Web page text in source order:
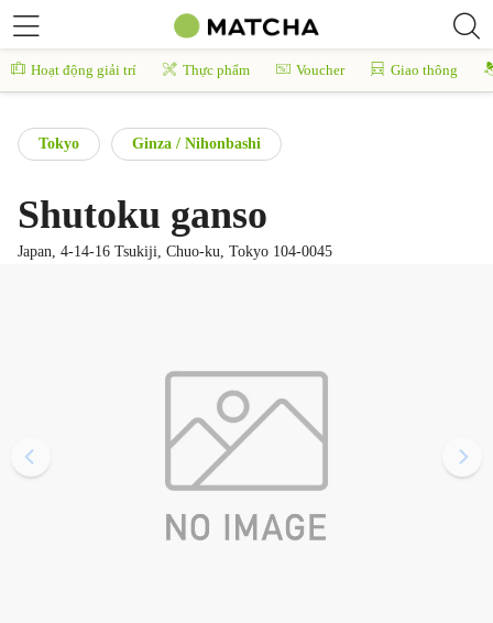
Hoạt động giải trí Thực phẩm Voucher Giao thông
Tokyo Ginza / Nihonbashi
Shutoku ganso
Japan, 4-14-16 Tsukiji, Chuo-ku, Tokyo 104-0045